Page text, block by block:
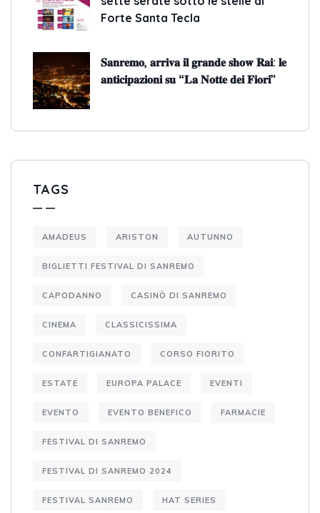
Forte Santa Tecla
𝐒𝐚𝐧𝐫𝐞𝐦𝐨, 𝐚𝐫𝐫𝐢𝐯𝐚 𝐢𝐥 𝐠𝐫𝐚𝐧𝐝𝐞 𝐬𝐡𝐨𝐰 𝐑𝐚𝐢: 𝐥𝐞
𝐚𝐧𝐭𝐢𝐜𝐢𝐩𝐚𝐳𝐢𝐨𝐧𝐢 𝐬𝐮 “𝐋𝐚 𝐍𝐨𝐭𝐭𝐞 𝐝𝐞𝐢 𝐅𝐢𝐨𝐫𝐢”
TAGS
AMADEUS ARISTON AUTUNNO
BIGLIETTI FESTIVAL DI SANREMO
CAPODANNO CASINÒ DI SANREMO
CINEMA CLASSICISSIMA
CONFARTIGIANATO CORSO FIORITO
ESTATE EUROPA PALACE EVENTI
EVENTO EVENTO BENEFICO FARMACIE
FESTIVAL DI SANREMO
FESTIVAL DI SANREMO 2024
FESTIVAL SANREMO HAT SERIES